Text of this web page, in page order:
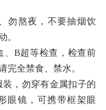
勿熬夜，不要抽烟饮
。
、B超等检查，检查前
完全禁食、禁水。
，勿穿有金属扣子的
眼镜，可携带框架眼